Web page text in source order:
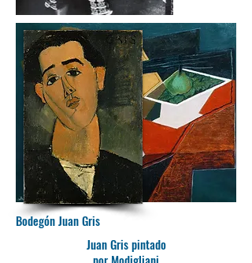
Bodegón Juan Gris
Juan Gris pintado